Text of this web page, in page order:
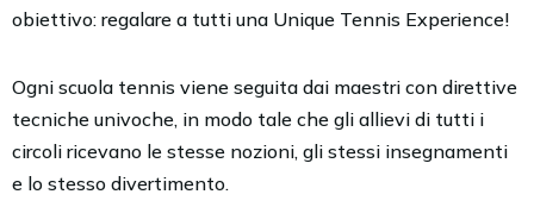
obiettivo: regalare a tutti una Unique Tennis Experience!
Ogni scuola tennis viene seguita dai maestri con direttive
tecniche univoche, in modo tale che gli allievi di tutti i
circoli ricevano le stesse nozioni, gli stessi insegnamenti
e lo stesso divertimento.